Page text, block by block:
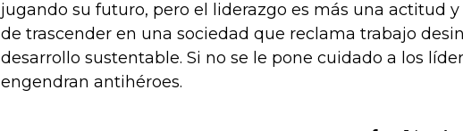
jugando su futuro, pero el liderazgo es más una actitud
de trascender en una sociedad que reclama trabajo
desarrollo sustentable. Si no se le pone cuidado a los
engendran antihéroes.